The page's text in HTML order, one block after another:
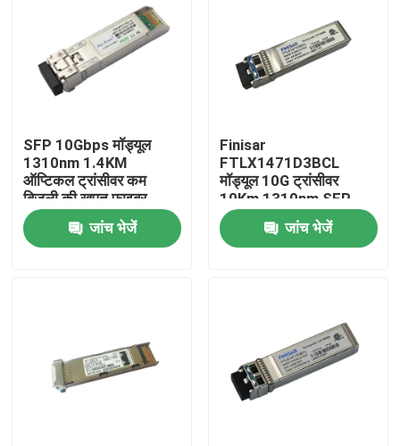
हमारे बारे में
कारखाना भ्रमण
गुणवत्ता नियंत्रण
संपर्क करें
400G/800G ऑप्टिकल मॉड्यूल
SFP 10Gbps मॉड्यूल
1310nm 1.4KM
ऑप्टिकल ट्रांसीवर कम
बिजली की खपत फाइबर
जांच भेजें
Finisar
FTLX1471D3BCL
मॉड्यूल 10G ट्रांसीवर
10Km 1310nm SFP
फाइबर
जांच भेजें